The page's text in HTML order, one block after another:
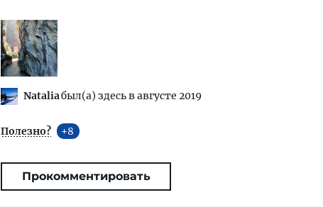
Nataliaбыл(а) здесь в августе 2019
Полезно? 8
Прокомментировать